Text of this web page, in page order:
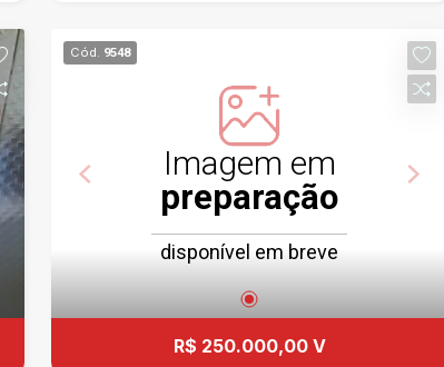
Cód. 9548
Imagem em
preparação
disponível em breve
R$ 250.000,00 V